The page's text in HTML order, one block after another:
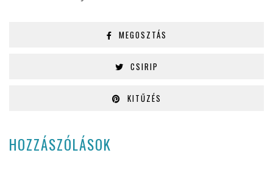
MEGOSZTÁS
CSIRIP
KITŰZÉS
HOZZÁSZÓLÁSOK